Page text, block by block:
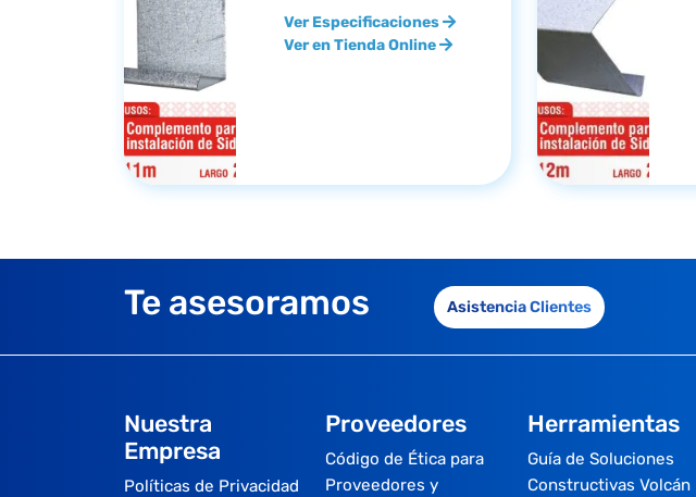
Ver Especificaciones
Ver en Tienda Online
Te asesoramos Asistencia Clientes
Nuestra
Empresa
Políticas de Privacidad
Proveedores
Código de Ética para
Proveedores y
Herramientas
Guía de Soluciones
Constructivas Volcán